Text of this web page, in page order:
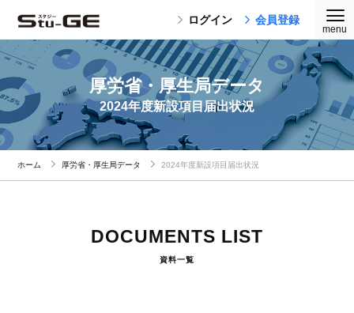
ログイン 会員登録
厚労省・厚生局データ
2024年度新設項目届出状況
ホーム 厚労省・厚生局データ 2024年度新設項目届出状況
DOCUMENTS LIST
資料一覧